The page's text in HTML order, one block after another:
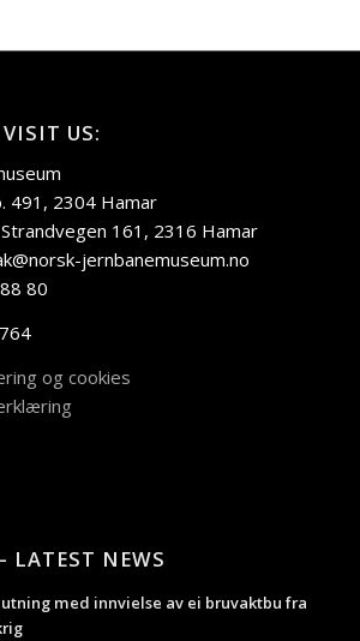
US:
491, 2304 Hamar
161, 2316 Hamar
jernbanemuseum.no
80
og cookies
LATEST NEWS
med innvielse av ei bruvaktbu fra